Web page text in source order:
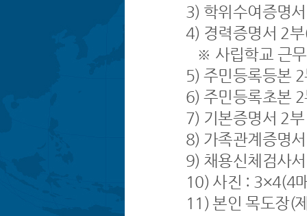
3) 학위수여증명
4) 경력증명서 2
※ 사립학교 근무
5) 주민등록등본
6) 주민등록초본
7) 기본증명서 2부
8) 가족관계증명
9) 채용신체검사
10) 사진 : 3×4(4
11) 본인 목도장(